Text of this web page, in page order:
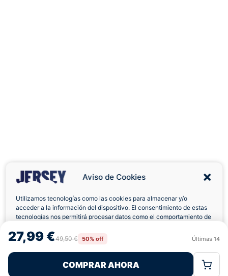
Aviso de Cookies
Utilizamos tecnologías como las cookies para almacenar y/o
acceder a la información del dispositivo. El consentimiento de estas
tecnologías nos permitirá procesar datos como el comportamiento de
retirar el consentimiento, puede afectar negativamente a ciertas
características y funciones.
Rechazar
Política de CookiesPolítica de Privacidad
27,99 €49,50 € 50% off Últimas 14
COMPRAR AHORA
Envíos a Domicilio Devolución 7 Días
Pagos 100% Seguros Ofertas Sin Límites